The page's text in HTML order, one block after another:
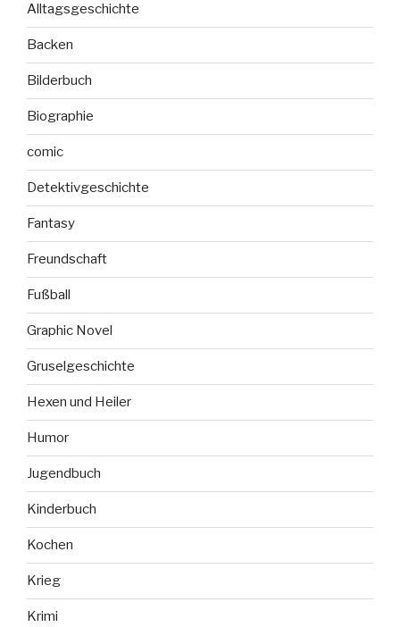
Alltagsgeschichte
Backen
Bilderbuch
Biographie
comic
Detektivgeschichte
Fantasy
Freundschaft
Fußball
Graphic Novel
Gruselgeschichte
Hexen und Heiler
Humor
Jugendbuch
Kinderbuch
Kochen
Krieg
Krimi